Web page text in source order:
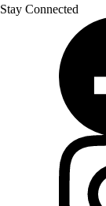
Stay Connected